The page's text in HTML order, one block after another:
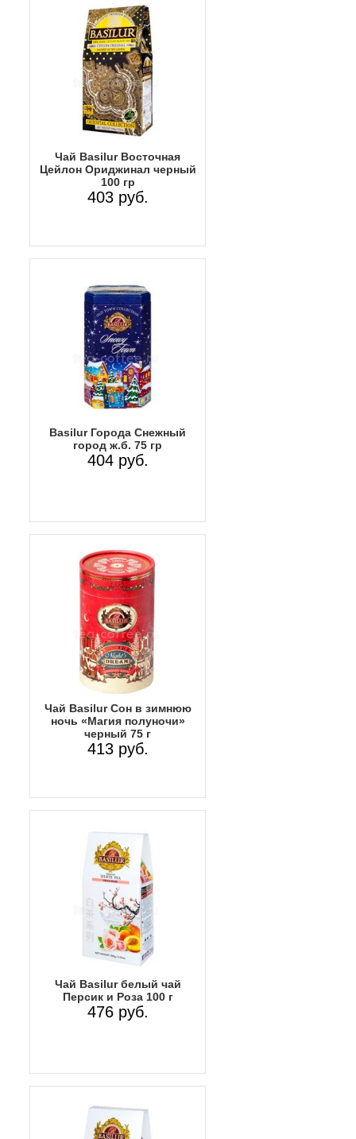
Чай Basilur Восточная
Цейлон Ориджинал черный
100 гр
403 руб.
Basilur Города Снежный
город ж.б. 75 гр
404 руб.
Чай Basilur Сон в зимнюю
ночь «Магия полуночи»
черный 75 г
413 руб.
Чай Basilur белый чай
Персик и Роза 100 г
476 руб.